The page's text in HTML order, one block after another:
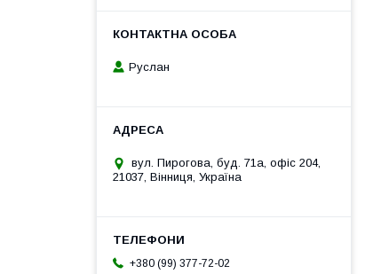
Руслан
вул. Пирогова, буд. 71а, офіс 204,
21037, Вінниця, Україна
+380 (99) 377-72-02